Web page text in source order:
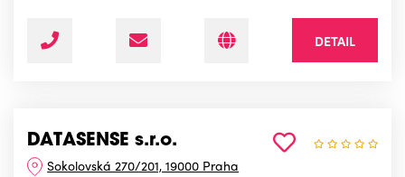
DETAIL
DATASENSE s.r.o.
Sokolovská 270/201, 19000 Praha